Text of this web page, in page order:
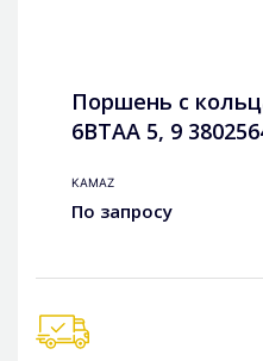
Поршень с
6BTAA 5, 9
KAMAZ
По запросу